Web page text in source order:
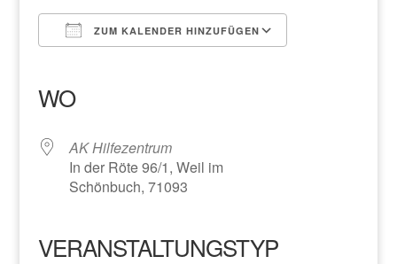
ZUM KALENDER HINZUFÜGEN
WO
AK Hilfezentrum
In der Röte 96/1, Weil im
Schönbuch, 71093
VERANSTALTUNGSTYP